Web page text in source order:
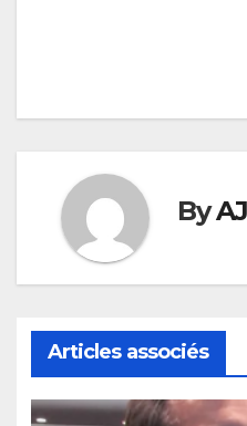
By
Articles associés